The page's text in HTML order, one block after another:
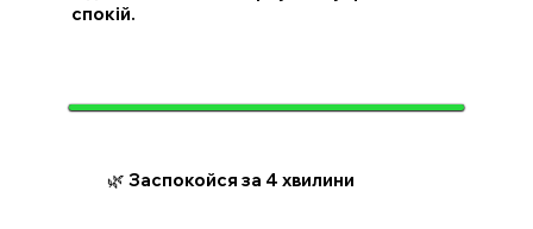
спокій.
🌿 Заспокойся за 4 хвилини